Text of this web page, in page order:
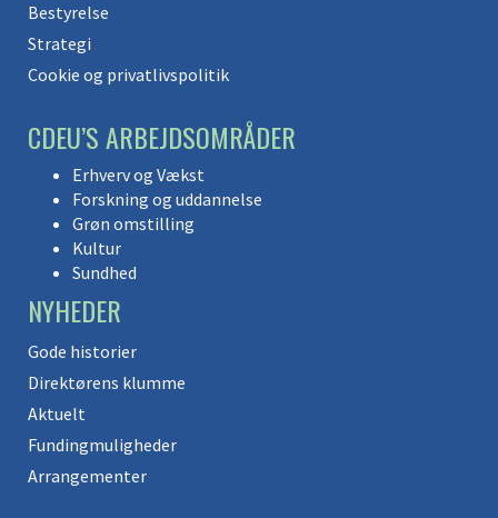
Bestyrelse
Strategi
Cookie og privatlivspolitik
CDEU’S ARBEJDSOMRÅDER
Erhverv og Vækst
Forskning og uddannelse
Grøn omstilling
Kultur
Sundhed
NYHEDER
Gode historier
Direktørens klumme
Aktuelt
Fundingmuligheder
Arrangementer